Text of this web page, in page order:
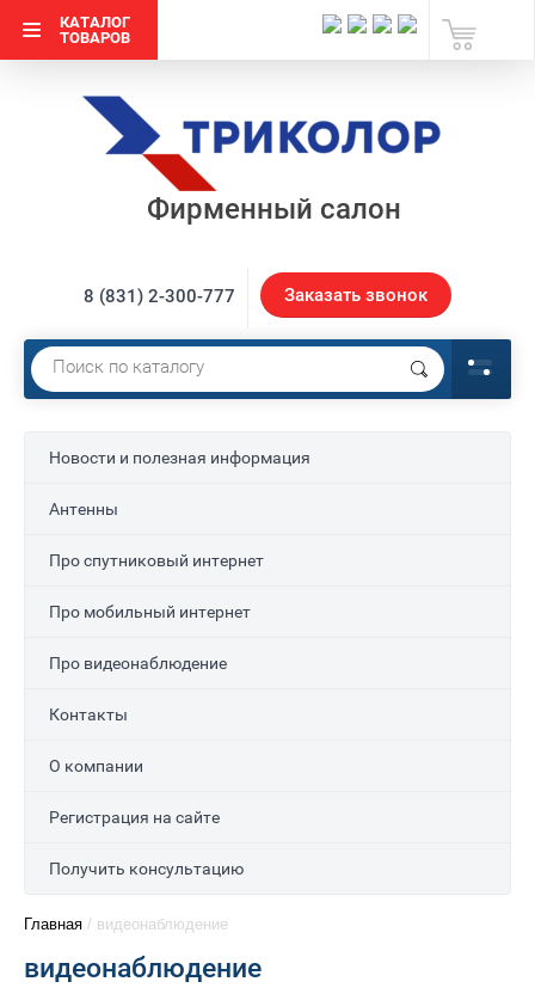
КАТАЛОГ
ТОВАРОВ
Фирменный салон
8 (831) 2-300-777 Заказать звонок
Новости и полезная информация
Антенны
Про спутниковый интернет
Про мобильный интернет
Про видеонаблюдение
Контакты
О компании
Регистрация на сайте
Получить консультацию
Главная / видеонаблюдение
видеонаблюдение